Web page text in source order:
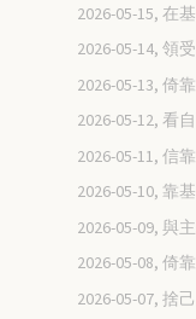
2026-05-15, 在
2026-05-14, 領
2026-05-13, 倚
2026-05-12, 看
2026-05-11, 信
2026-05-10, 靠
2026-05-09, 與
2026-05-08, 倚
2026-05-07, 捨